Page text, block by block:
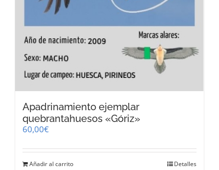
Apadrinamiento ejemplar
quebrantahuesos «Góriz»
60,00€
Añadir al carrito Detalles